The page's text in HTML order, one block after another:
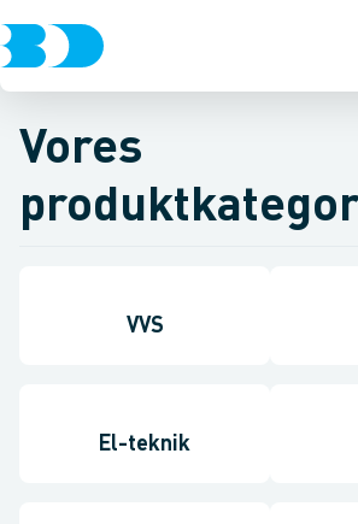
Vores
VVS
El-teknik